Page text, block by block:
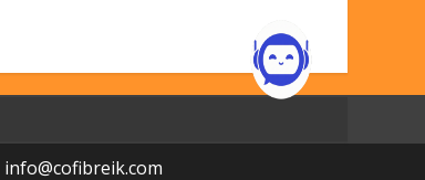
info@cofibreik.com